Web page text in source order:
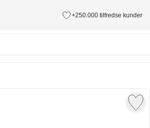
+250.000 tilfredse kunder